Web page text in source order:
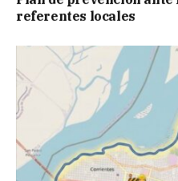
referentes locales